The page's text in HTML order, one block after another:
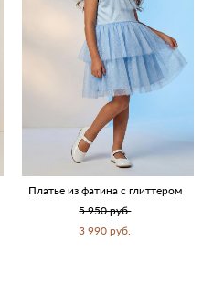
Платье из фатина с глиттером
5 950 pуб.
3 990 pуб.